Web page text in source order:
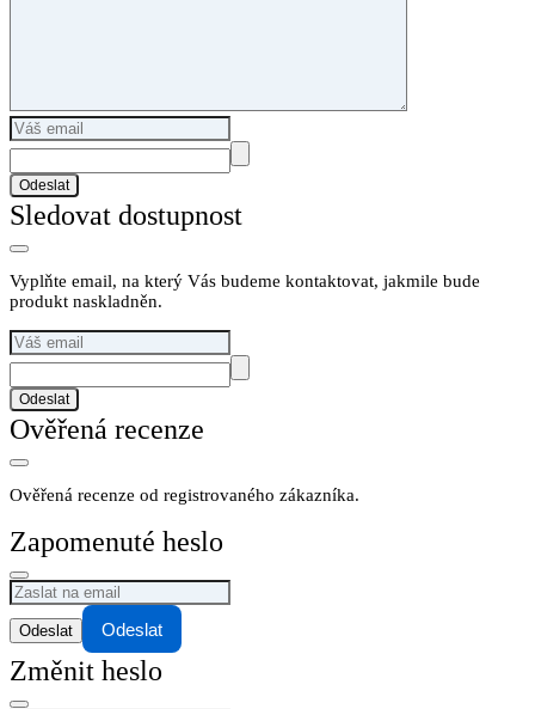
Odeslat
Sledovat dostupnost
Vyplňte email, na který Vás budeme kontaktovat, jakmile bude
produkt naskladněn.
Odeslat
Ověřená recenze
Ověřená recenze od registrovaného zákazníka.
Zapomenuté heslo
Odeslat
Změnit heslo